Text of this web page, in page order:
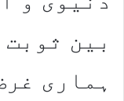
بین
ہماری